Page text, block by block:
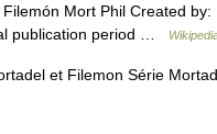
Mort Phil Created
publication period …
et Filemon Série